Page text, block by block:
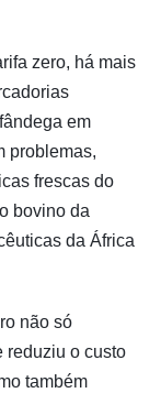
zero, há mais
em
problemas,
frescas do
bovino da
da África
não só
reduziu o custo
também